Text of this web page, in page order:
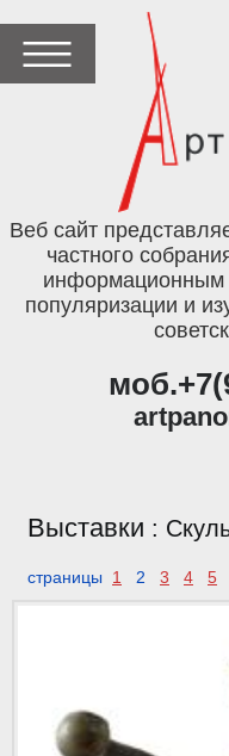
Веб сайт
частного
информационным
популяризации и
Выставки :
страницы 1 2 3 4 5